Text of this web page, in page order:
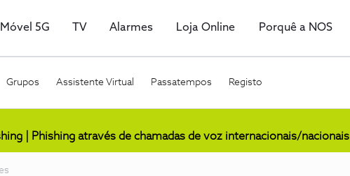
Móvel 5G TV Alarmes Loja Online Porquê a NOS
Grupos Assistente Virtual Passatempos Registo
| Phishing através de chamadas de voz internacionais/nacionais